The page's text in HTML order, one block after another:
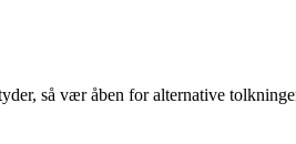
så vær åben for alternative